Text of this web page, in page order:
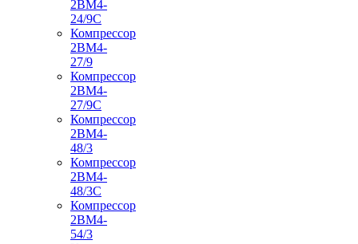
2ВМ4-
24/9С
Компрессор
2ВМ4-
27/9
Компрессор
2ВМ4-
27/9С
Компрессор
2ВМ4-
48/3
Компрессор
2ВМ4-
48/3С
Компрессор
2ВМ4-
54/3